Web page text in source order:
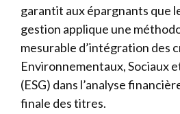
garantit aux épargnants que
gestion applique une
mesurable d’intégration des
Environnementaux, Sociaux
(ESG) dans l’analyse
finale des titres.